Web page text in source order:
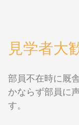
見学者大
部員不在時に厩
かならず部員に
す。